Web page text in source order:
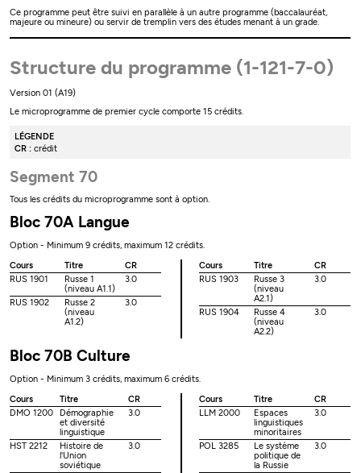
Ce programme peut être suivi en parallèle à un autre programme (baccalauréat,
majeure ou mineure) ou servir de tremplin vers des études menant à un grade.
Structure du programme (1-121-7-0)
Version 01 (A19)
Le microprogramme de premier cycle comporte 15 crédits.
LÉGENDE
CR : crédit
Segment 70
Tous les crédits du microprogramme sont à option.
Bloc 70A Langue
Option - Minimum 9 crédits, maximum 12 crédits.
Cours
Titre
CR
RUS 1901
Russe 1
(niveau A1.1)
3.0
RUS 1902
Russe 2
(niveau
A1.2)
3.0
Cours Titre
CR
RUS 1903
Russe 3
(niveau
A2.1)
3.0
RUS 1904
Russe 4
(niveau
A2.2)
3.0
Bloc 70B Culture
Option - Minimum 3 crédits, maximum 6 crédits.
Cours
Titre
CR
DMO 1200
Démographie
et diversité
linguistique
3.0
HST 2212
Histoire de
l'Union
soviétique
3.0
Cours Titre
CR
LLM 2000
Espaces
linguistiques
minoritaires
3.0
POL 3285
Le système
politique de
la Russie
3.0